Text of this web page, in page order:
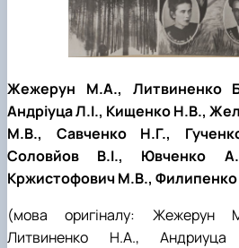
Жежерун М.А., Литвиненко
Андріуца Л.І., Кищенко Н.В.,
М.В., Савченко Н.Г.,
Соловйов В.І., Ювченко
Кржистофович М.В.,
(мова оригіналу: Жежерун
Литвиненко Н.А.,